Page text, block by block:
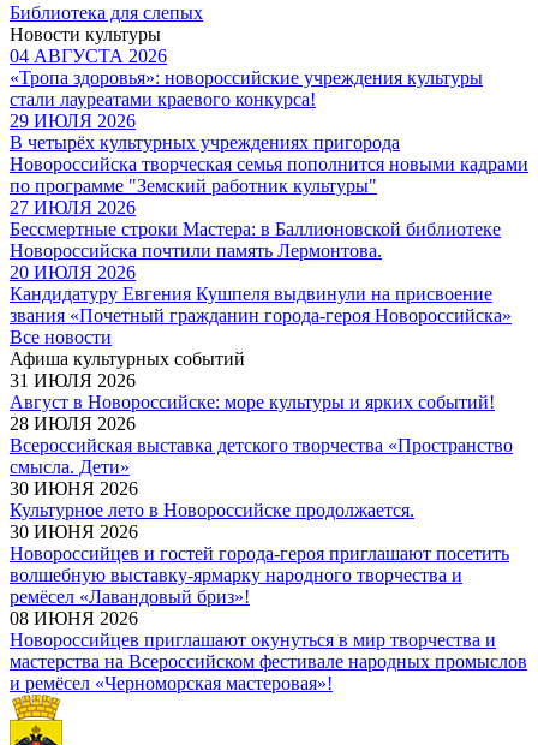
Библиотека для слепых
Новости культуры
04 АВГУСТА 2026
«Тропа здоровья»: новороссийские учреждения культуры
стали лауреатами краевого конкурса!
29 ИЮЛЯ 2026
В четырёх культурных учреждениях пригорода
Новороссийска творческая семья пополнится новыми кадрами
по программе "Земский работник культуры"
27 ИЮЛЯ 2026
Бессмертные строки Мастера: в Баллионовской библиотеке
Новороссийска почтили память Лермонтова.
20 ИЮЛЯ 2026
Кандидатуру Евгения Кушпеля выдвинули на присвоение
звания «Почетный гражданин города-героя Новороссийска»
Все новости
Афиша культурных событий
31 ИЮЛЯ 2026
Август в Новороссийске: море культуры и ярких событий!
28 ИЮЛЯ 2026
Всероссийская выставка детского творчества «Пространство
смысла. Дети»
30 ИЮНЯ 2026
Культурное лето в Новороссийске продолжается.
30 ИЮНЯ 2026
Новороссийцев и гостей города-героя приглашают посетить
волшебную выставку-ярмарку народного творчества и
ремёсел «Лавандовый бриз»!
08 ИЮНЯ 2026
Новороссийцев приглашают окунуться в мир творчества и
мастерства на Всероссийском фестивале народных промыслов
и ремёсел «Черноморская мастеровая»!